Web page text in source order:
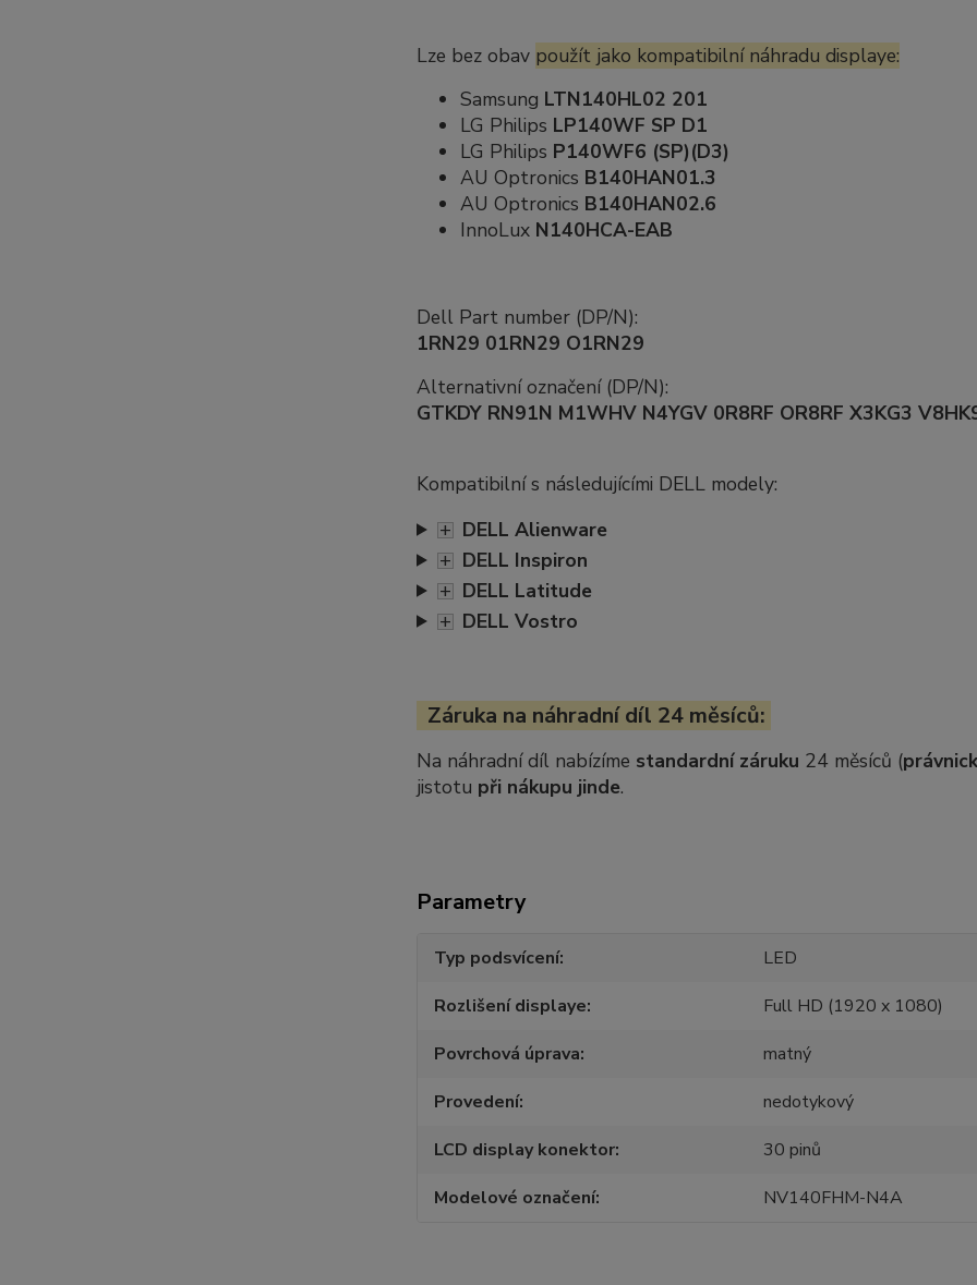
Lze bez obav použít jako kompatibilní náhradu displaye:
Samsung LTN140HL02 201
LG Philips LP140WF SP D1
LG Philips P140WF6 (SP)(D3)
AU Optronics B140HAN01.3
AU Optronics B140HAN02.6
InnoLux N140HCA-EAB
Dell Part number (DP/N):
1RN29 01RN29 O1RN29
Alternativní označení (DP/N):
GTKDY RN91N M1WHV N4YGV 0R8RF OR8RF X3KG3
Kompatibilní s následujícími DELL modely:
+ DELL Alienware
+ DELL Inspiron
+ DELL Latitude
+ DELL Vostro
Záruka na náhradní díl 24 měsíců:
Na náhradní díl nabízíme standardní záruku 24 měsíců (
jistotu při nákupu jinde.
Parametry
Typ podsvícení
LED
Rozlišení displaye
Full HD (1920 x 1080)
Povrchová úprava
matný
Provedení
nedotykový
LCD display konektor
30 pinů
Modelové označení
NV140FHM-N4A